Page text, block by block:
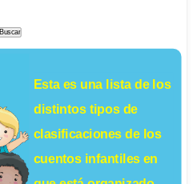
Esta es una lista de los
distintos tipos de
clasificaciones de los
cuentos infantilesen